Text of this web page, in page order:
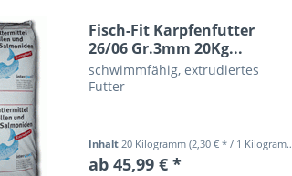
Fisch-Fit Karpfenfutter
26/06 Gr.3mm 20Kg...
schwimmfähig, extrudiertes
Futter
Inhalt 20 Kilogramm(2,30 € * / 1 Kilogramm)
ab 45,99 € *